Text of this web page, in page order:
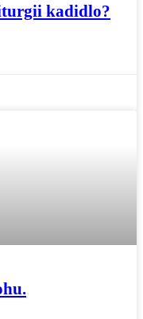
kadidlo?